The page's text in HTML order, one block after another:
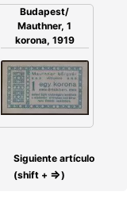
Budapest/
Mauthner, 1
korona, 1919
Siguiente artículo
(shift + ⇒)